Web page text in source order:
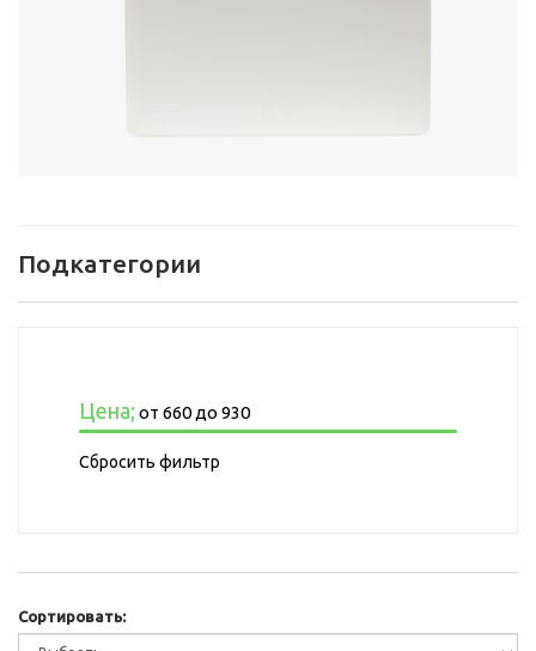
Подкатегории
Цена; от 660до 930
Сбросить фильтр
Сортировать: